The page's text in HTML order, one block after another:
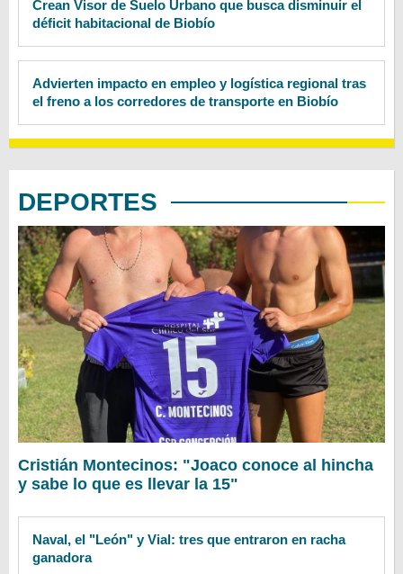
Crean Visor de Suelo Urbano que busca disminuir el
déficit habitacional de Biobío
Advierten impacto en empleo y logística regional tras
el freno a los corredores de transporte en Biobío
DEPORTES
Cristián Montecinos: "Joaco conoce al hincha
y sabe lo que es llevar la 15"
Naval, el "León" y Vial: tres que entraron en racha
ganadora